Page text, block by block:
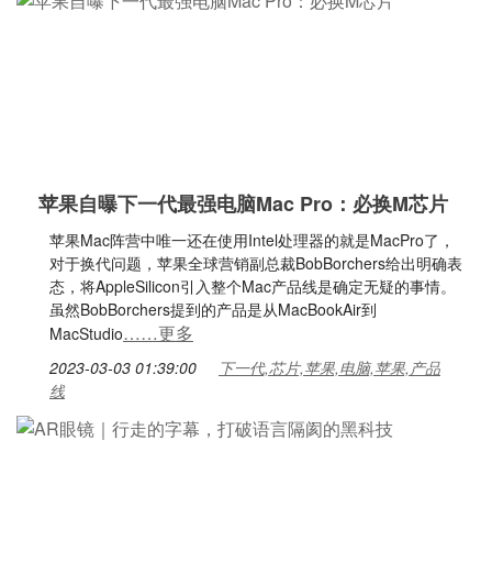
苹果自曝下一代最强电脑Mac Pro：必换M芯片
苹果Mac阵营中唯一还在使用Intel处理器的就是MacPro了，
对于换代问题，苹果全球营销副总裁BobBorchers给出明确表
态，将AppleSilicon引入整个Mac产品线是确定无疑的事情。
虽然BobBorchers提到的产品是从MacBookAir到
MacStudio……更多
2023-03-03 01:39:00
下一代,芯片,苹果,电脑,苹果,产品
线